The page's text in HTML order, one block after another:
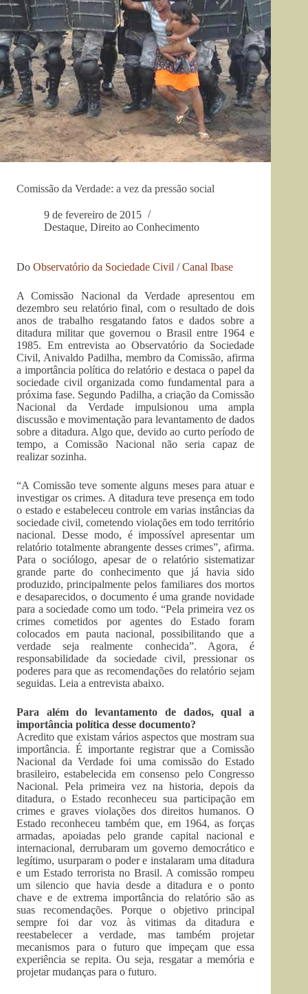
Comissão da Verdade: a vez da pressão social
9 de fevereiro de 2015
Destaque, Direito ao Conhecimento
Do Observatório da Sociedade Civil /Canal Ibase
A Comissão Nacional da Verdade apresentou em
dezembro seu relatório final, com o resultado de dois
anos de trabalho resgatando fatos e dados sobre a
ditadura militar que governou o Brasil entre 1964 e
1985. Em entrevista ao Observatório da Sociedade
Civil, Anivaldo Padilha, membro da Comissão, afirma
a importância política do relatório e destaca o papel da
sociedade civil organizada como fundamental para a
próxima fase. Segundo Padilha, a criação da Comissão
Nacional da Verdade impulsionou uma ampla
discussão e movimentação para levantamento de dados
sobre a ditadura. Algo que, devido ao curto período de
tempo, a Comissão Nacional não seria capaz de
realizar sozinha.
“A Comissão teve somente alguns meses para atuar e
investigar os crimes. A ditadura teve presença em todo
o estado e estabeleceu controle em varias instâncias da
sociedade civil, cometendo violações em todo território
nacional. Desse modo, é impossível apresentar um
relatório totalmente abrangente desses crimes”, afirma.
Para o sociólogo, apesar de o relatório sistematizar
grande parte do conhecimento que já havia sido
produzido, principalmente pelos familiares dos mortos
e desaparecidos, o documento é uma grande novidade
para a sociedade como um todo. “Pela primeira vez os
crimes cometidos por agentes do Estado foram
colocados em pauta nacional, possibilitando que a
verdade seja realmente conhecida”. Agora, é
responsabilidade da sociedade civil, pressionar os
poderes para que as recomendações do relatório sejam
seguidas. Leia a entrevista abaixo.
Para além do levantamento de dados, qual a
importância política desse documento?
Acredito que existam vários aspectos que mostram sua
importância. É importante registrar que a Comissão
Nacional da Verdade foi uma comissão do Estado
brasileiro, estabelecida em consenso pelo Congresso
Nacional. Pela primeira vez na historia, depois da
ditadura, o Estado reconheceu sua participação em
crimes e graves violações dos direitos humanos. O
Estado reconheceu também que, em 1964, as forças
armadas, apoiadas pelo grande capital nacional e
internacional, derrubaram um governo democrático e
legítimo, usurparam o poder e instalaram uma ditadura
e um Estado terrorista no Brasil. A comissão rompeu
um silencio que havia desde a ditadura e o ponto
chave e de extrema importância do relatório são as
suas recomendações. Porque o objetivo principal
sempre foi dar voz às vitimas da ditadura e
reestabelecer a verdade, mas também projetar
mecanismos para o futuro que impeçam que essa
experiência se repita. Ou seja, resgatar a memória e
projetar mudanças para o futuro.